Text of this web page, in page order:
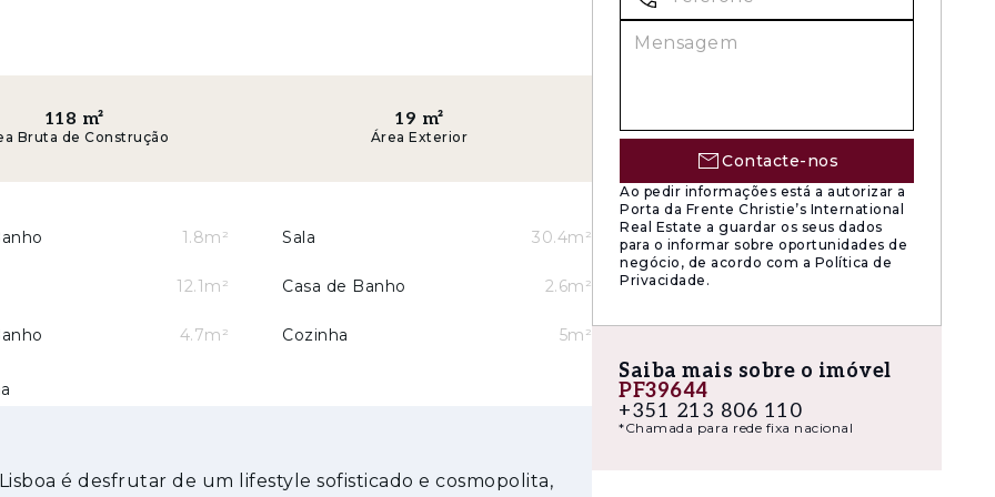
de elevada qualidade é um dos grandes destaques deste
118 m²
Bruta de Construção
19 m²
Área Exterior
1.8m² Sala 30.4m²
12.1m² Casa de Banho 2.6m²
4.7m² Cozinha 5m²
é desfrutar de um lifestyle sofisticado e cosmopolita,
Contacte-nos
Ao pedir informações está a autorizar a
Porta da Frente Christie’s International
Real Estate a guardar os seus dados
para o informar sobre oportunidades de
negócio, de acordo com a Política de
Privacidade.
Saiba mais sobre o imóvel
PF39644
+351 213 806 110
*Chamada para rede fixa nacional